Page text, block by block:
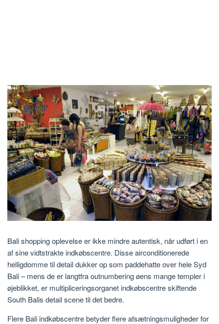
Bali shopping oplevelse er ikke mindre autentisk, når udført i en
af ​​sine vidtstrakte indkøbscentre. Disse airconditionerede
helligdomme til detail dukker op som paddehatte over hele Syd
Bali – mens de er langtfra outnumbering øens mange templer i
øjeblikket, er multipliceringsorganet indkøbscentre skiftende
South Balis detail scene til det bedre.
Flere Bali indkøbscentre betyder flere afsætningsmuligheder for